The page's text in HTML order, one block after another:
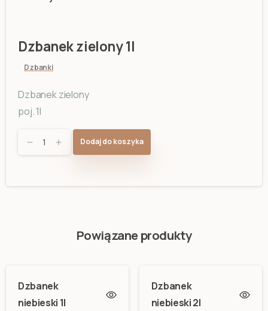
Dzbanek zielony 1l
Dzbanki
Dzbanek zielony
poj. 1l
Dzbanek
Dodaj do koszyka
Powiązane produkty
Dzbanek
niebieski 1l
Dzbanek
niebieski 2l